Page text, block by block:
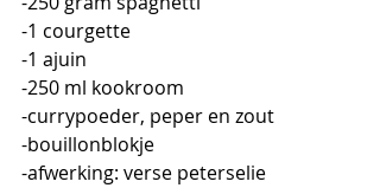
-1 courgette
-1 ajuin
-250 ml kookroom
-currypoeder, peper en zout
-bouillonblokje
-afwerking: verse peterselie